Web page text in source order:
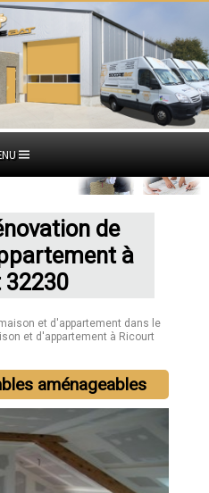
de
à
32230
et d'appartement dans le
et d'appartement à Ricourt
aménageables